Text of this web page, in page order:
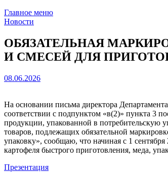
Главное меню
Новости
ОБЯЗАТЕЛЬНАЯ
И СМЕСЕЙ ДЛЯ
08.06.2026
На основании письма директора
соответствии с подпунктом «в(2)» пункта 3
продукции, упакованной в потребительскую
товаров, подлежащих обязательной
упаковку», сообщаю, что начиная с 1
картофеля быстрого приготовления, меда,
Презентация